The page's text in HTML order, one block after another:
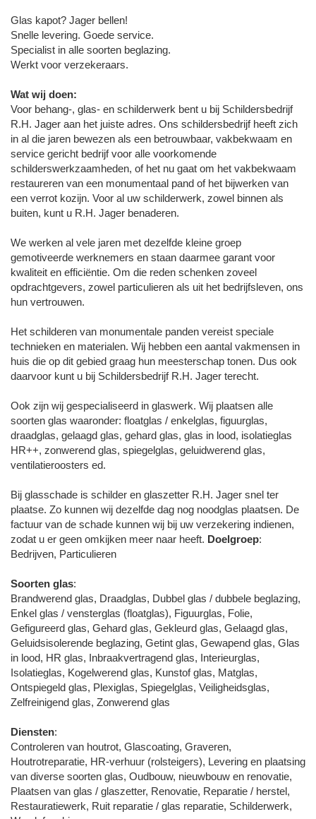
Glas kapot? Jager bellen!
Snelle levering. Goede service.
Specialist in alle soorten beglazing.
Werkt voor verzekeraars.
Wat wij doen:
Voor behang-, glas- en schilderwerk bent u bij Schildersbedrijf
R.H. Jager aan het juiste adres. Ons schildersbedrijf heeft zich
in al die jaren bewezen als een betrouwbaar, vakbekwaam en
service gericht bedrijf voor alle voorkomende
schilderswerkzaamheden, of het nu gaat om het vakbekwaam
restaureren van een monumentaal pand of het bijwerken van
een verrot kozijn. Voor al uw schilderwerk, zowel binnen als
buiten, kunt u R.H. Jager benaderen.
We werken al vele jaren met dezelfde kleine groep
gemotiveerde werknemers en staan daarmee garant voor
kwaliteit en efficiëntie. Om die reden schenken zoveel
opdrachtgevers, zowel particulieren als uit het bedrijfsleven, ons
hun vertrouwen.
Het schilderen van monumentale panden vereist speciale
technieken en materialen. Wij hebben een aantal vakmensen in
huis die op dit gebied graag hun meesterschap tonen. Dus ook
daarvoor kunt u bij Schildersbedrijf R.H. Jager terecht.
Ook zijn wij gespecialiseerd in glaswerk. Wij plaatsen alle
soorten glas waaronder: floatglas / enkelglas, figuurglas,
draadglas, gelaagd glas, gehard glas, glas in lood, isolatieglas
HR++, zonwerend glas, spiegelglas, geluidwerend glas,
ventilatieroosters ed.
Bij glasschade is schilder en glaszetter R.H. Jager snel ter
plaatse. Zo kunnen wij dezelfde dag nog noodglas plaatsen. De
factuur van de schade kunnen wij bij uw verzekering indienen,
zodat u er geen omkijken meer naar heeft. Doelgroep:
Bedrijven, Particulieren
Soorten glas:
Brandwerend glas, Draadglas, Dubbel glas / dubbele beglazing,
Enkel glas / vensterglas (floatglas), Figuurglas, Folie,
Gefigureerd glas, Gehard glas, Gekleurd glas, Gelaagd glas,
Geluidsisolerende beglazing, Getint glas, Gewapend glas, Glas
in lood, HR glas, Inbraakvertragend glas, Interieurglas,
Isolatieglas, Kogelwerend glas, Kunstof glas, Matglas,
Ontspiegeld glas, Plexiglas, Spiegelglas, Veiligheidsglas,
Zelfreinigend glas, Zonwerend glas
Diensten:
Controleren van houtrot, Glascoating, Graveren,
Houtrotreparatie, HR-verhuur (rolsteigers), Levering en plaatsing
van diverse soorten glas, Oudbouw, nieuwbouw en renovatie,
Plaatsen van glas / glaszetter, Renovatie, Reparatie / herstel,
Restauratiewerk, Ruit reparatie / glas reparatie, Schilderwerk,